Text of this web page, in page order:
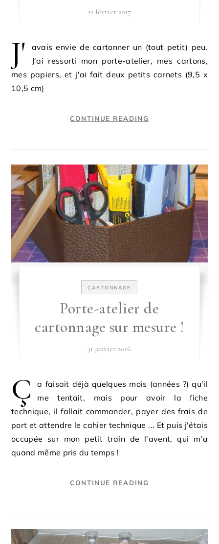
12 février 2017
J'
avais envie de cartonner un (tout petit) peu.
J'ai ressorti mon porte-atelier, mes cartons,
mes papiers, et j'ai fait deux petits carnets (9,5 x
10,5 cm)
CONTINUE READING
CARTONNAGE
Porte-atelier de
cartonnage sur mesure !
31 janvier 2016
Ç
a faisait déjà quelques mois (années ?) qu'il
me tentait, mais pour avoir la fiche
technique, il fallait commander, payer des frais de
port et attendre le cahier technique ... Et puis j'étais
occupée sur mon petit train de l'avent, qui m'a
quand même pris du temps !
CONTINUE READING